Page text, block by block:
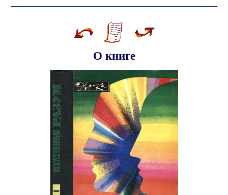
О книге